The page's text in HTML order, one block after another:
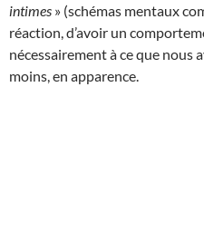
intimes » (schémas mentaux
réaction, d’avoir un
nécessairement à ce que nous
moins, en apparence.